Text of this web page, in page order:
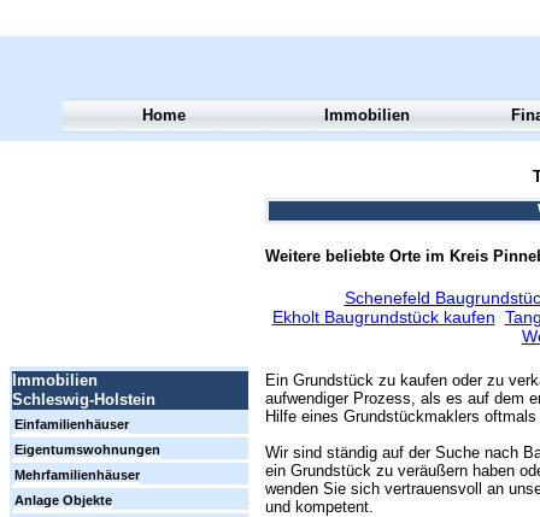
Weitere beliebte Orte im Kreis
Schenefeld
Ekholt Baugrundstück kaufen
Ein Grundstück zu kaufen oder zu
aufwendiger Prozess, als es auf dem
Hilfe eines Grundstückmaklers
Wir sind ständig auf der Suche nach
ein Grundstück zu veräußern haben
wenden Sie sich vertrauensvoll an
und kompetent.
Home Immobilien
Immobilien
Schleswig-Holstein
Einfamilienhäuser
Eigentumswohnungen
Mehrfamilienhäuser
Anlage Objekte